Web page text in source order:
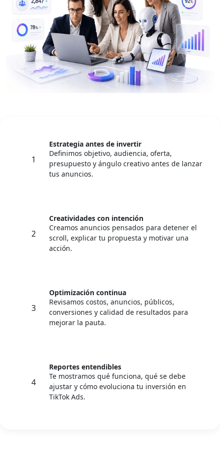
1
Estrategia antes de invertir
Definimos objetivo, audiencia, oferta,
presupuesto y ángulo creativo antes de lanzar
tus anuncios.
2
Creatividades con intención
Creamos anuncios pensados para detener el
scroll, explicar tu propuesta y motivar una
acción.
3
Optimización continua
Revisamos costos, anuncios, públicos,
conversiones y calidad de resultados para
mejorar la pauta.
4
Reportes entendibles
Te mostramos qué funciona, qué se debe
ajustar y cómo evoluciona tu inversión en
TikTok Ads.